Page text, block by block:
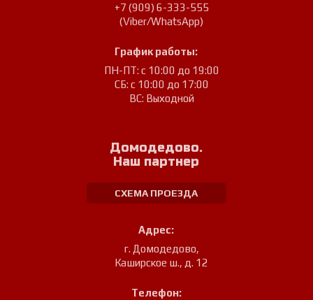
+7 (909) 6-333-555
(Viber/WhatsApp)
График работы:
ПН-ПТ: с 10:00 до 19:00
СБ: с 10:00 до 17:00
ВС: Выходной
Домодедово.
Наш партнер
СХЕМА ПРОЕЗДА
Адрес:
г. Домодедово,
Каширское ш., д. 12
Телефон: